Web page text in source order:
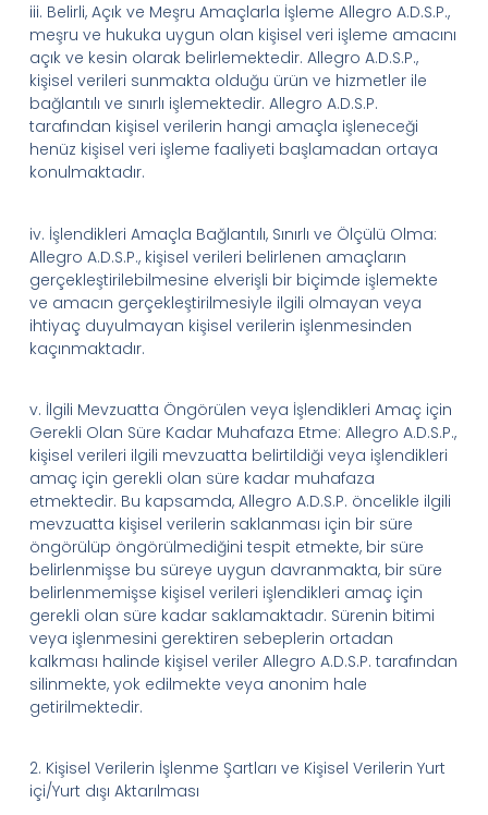
iii. Belirli, Açık ve Meşru Amaçlarla İşleme Allegro A.D.S.P.,
meşru ve hukuka uygun olan kişisel veri işleme amacını
açık ve kesin olarak belirlemektedir. Allegro A.D.S.P.,
kişisel verileri sunmakta olduğu ürün ve hizmetler ile
bağlantılı ve sınırlı işlemektedir. Allegro A.D.S.P.
tarafından kişisel verilerin hangi amaçla işleneceği
henüz kişisel veri işleme faaliyeti başlamadan ortaya
konulmaktadır.
iv. İşlendikleri Amaçla Bağlantılı, Sınırlı ve Ölçülü Olma:
Allegro A.D.S.P., kişisel verileri belirlenen amaçların
gerçekleştirilebilmesine elverişli bir biçimde işlemekte
ve amacın gerçekleştirilmesiyle ilgili olmayan veya
ihtiyaç duyulmayan kişisel verilerin işlenmesinden
kaçınmaktadır.
v. İlgili Mevzuatta Öngörülen veya İşlendikleri Amaç için
Gerekli Olan Süre Kadar Muhafaza Etme: Allegro A.D.S.P.,
kişisel verileri ilgili mevzuatta belirtildiği veya işlendikleri
amaç için gerekli olan süre kadar muhafaza
etmektedir. Bu kapsamda, Allegro A.D.S.P. öncelikle ilgili
mevzuatta kişisel verilerin saklanması için bir süre
öngörülüp öngörülmediğini tespit etmekte, bir süre
belirlenmişse bu süreye uygun davranmakta, bir süre
belirlenmemişse kişisel verileri işlendikleri amaç için
gerekli olan süre kadar saklamaktadır. Sürenin bitimi
veya işlenmesini gerektiren sebeplerin ortadan
kalkması halinde kişisel veriler Allegro A.D.S.P. tarafından
silinmekte, yok edilmekte veya anonim hale
getirilmektedir.
2. Kişisel Verilerin İşlenme Şartları ve Kişisel Verilerin Yurt
içi/Yurt dışı Aktarılması